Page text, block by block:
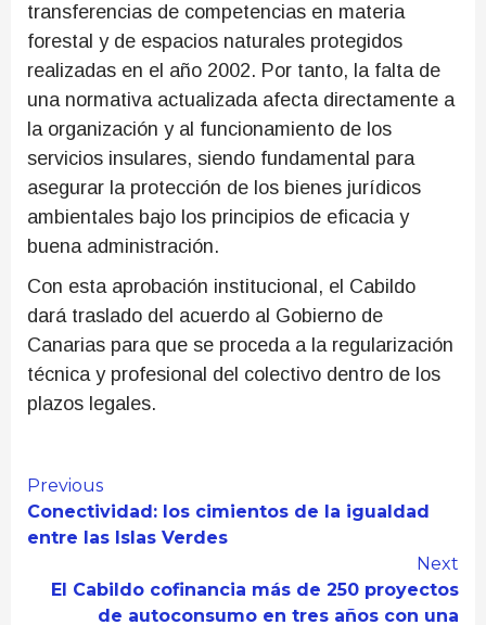
transferencias de competencias en materia
forestal y de espacios naturales protegidos
realizadas en el año 2002. Por tanto, la falta de
una normativa actualizada afecta directamente a
la organización y al funcionamiento de los
servicios insulares, siendo fundamental para
asegurar la protección de los bienes jurídicos
ambientales bajo los principios de eficacia y
buena administración.
Con esta aprobación institucional, el Cabildo
dará traslado del acuerdo al Gobierno de
Canarias para que se proceda a la regularización
técnica y profesional del colectivo dentro de los
plazos legales.
Continue
Reading
Previous
Conectividad: los cimientos de la igualdad
entre las Islas Verdes
Next
El Cabildo cofinancia más de 250 proyectos
de autoconsumo en tres años con una